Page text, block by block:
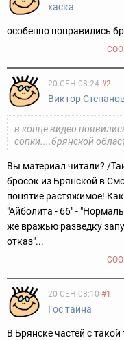
хаска
особенно понравились
20 СЕН 08:24 #2
Виктор
в конце видео
сопки....брянской
Вы материал читали? /
бросок из Брянской в
понятие растяжимое!
"Айболита - 66" -
же вражью разведку
отказ"...
20 СЕН 08:10 #1
Гос тайна
В Брянске частей с